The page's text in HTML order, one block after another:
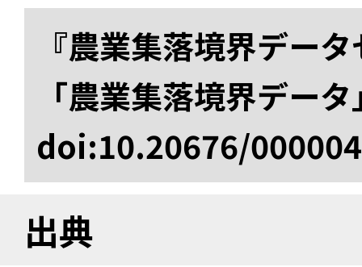
『農業集落境界デー
「農業集落境界デー
doi:10.20676/
出典